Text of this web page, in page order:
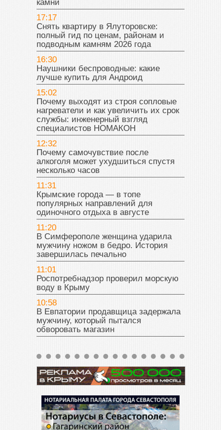
камни
17:17
Снять квартиру в Ялуторовске:
полный гид по ценам, районам и
подводным камням 2026 года
16:30
Наушники беспроводные: какие
лучше купить для Андроид
15:02
Почему выходят из строя сопловые
нагреватели и как увеличить их срок
службы: инженерный взгляд
специалистов НОМАКОН
12:32
Почему самочувствие после
алкоголя может ухудшиться спустя
несколько часов
11:31
Крымские города — в топе
популярных направлений для
одиночного отдыха в августе
11:20
В Симферополе женщина ударила
мужчину ножом в бедро. История
завершилась печально
11:01
Роспотребнадзор проверил морскую
воду в Крыму
10:58
В Евпатории продавщица задержала
мужчину, который пытался
обворовать магазин